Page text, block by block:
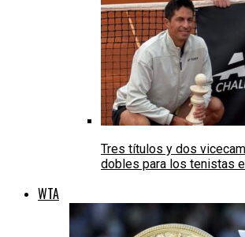
Tres títulos y dos
dobles para los tenistas
WTA